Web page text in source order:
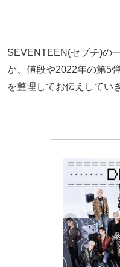
SEVENTEEN(セブチ)の
か、値段や2022年の第5
を整理してお伝えしてい